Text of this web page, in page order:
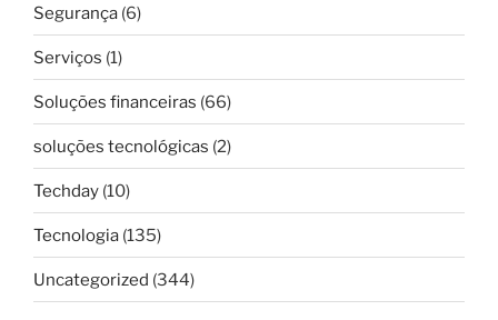
Segurança (6)
Serviços (1)
Soluções financeiras (66)
soluções tecnológicas (2)
Techday (10)
Tecnologia (135)
Uncategorized (344)